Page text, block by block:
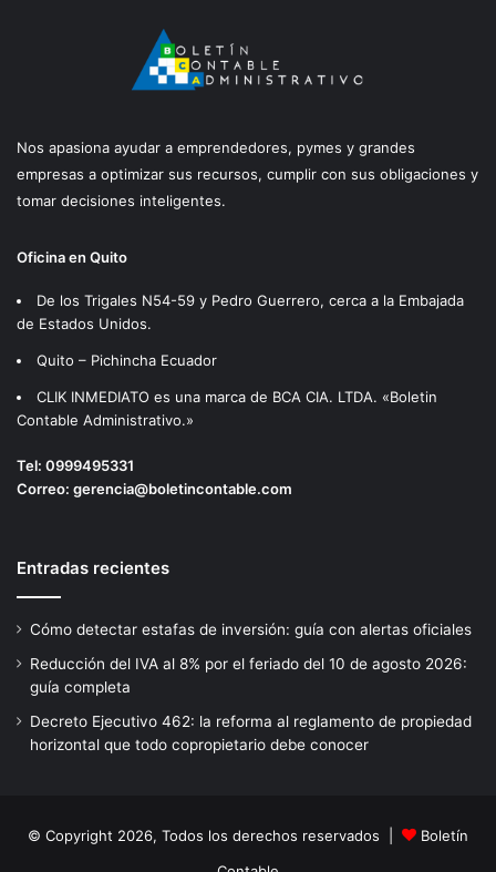
Nos apasiona ayudar a emprendedores, pymes y grandes
empresas a optimizar sus recursos, cumplir con sus obligaciones y
tomar decisiones inteligentes.
Oficina en Quito
De los Trigales N54-59 y Pedro Guerrero, cerca a la Embajada
de Estados Unidos.
Quito – Pichincha Ecuador
CLIK INMEDIATO es una marca de BCA CIA. LTDA. «Boletin
Contable Administrativo.»
Tel: 0999495331
Correo: gerencia@boletincontable.com
Entradas recientes
Cómo detectar estafas de inversión: guía con alertas oficiales
Reducción del IVA al 8% por el feriado del 10 de agosto 2026:
guía completa
Decreto Ejecutivo 462: la reforma al reglamento de propiedad
horizontal que todo copropietario debe conocer
© Copyright 2026, Todos los derechos reservados |
Boletín